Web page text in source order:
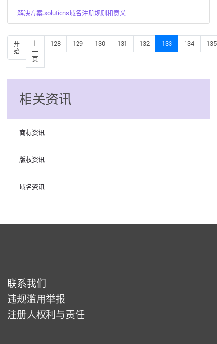
解决方案.solutions域名注册规则和意义
开
始
上
一
页
128 129 130 131 132 133 134 135
相关资讯
商标资讯
版权资讯
域名资讯
联系我们
违规滥用举报
注册人权利与责任